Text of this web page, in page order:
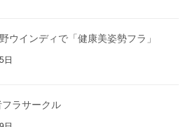
ウインディで「健康美姿勢フラ」
日
ラサークル